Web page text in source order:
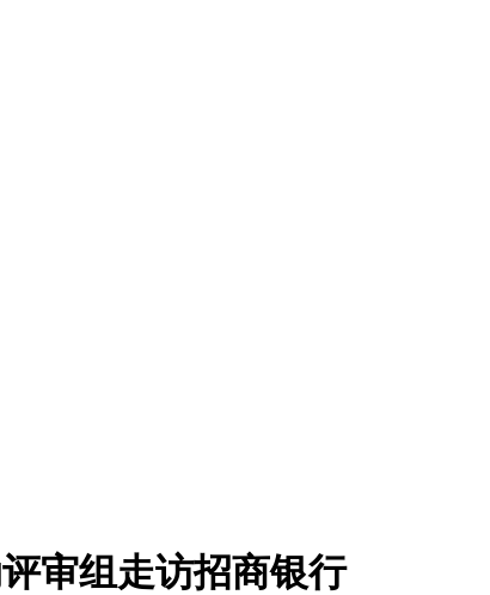
审组走访招商银行